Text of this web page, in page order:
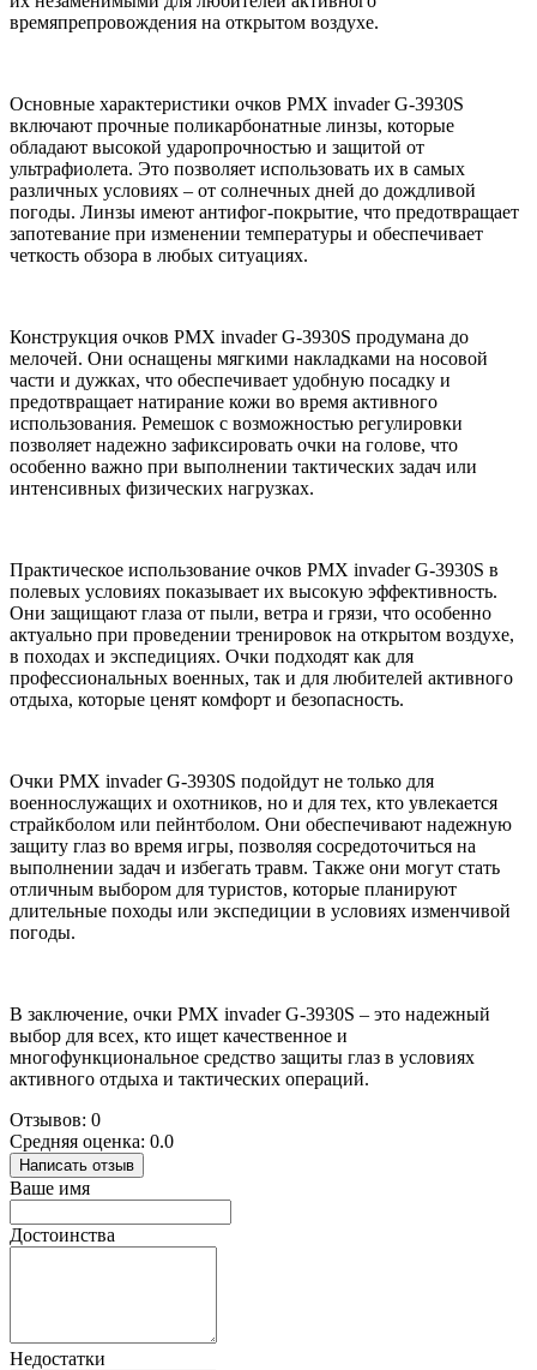
времяпрепровождения на открытом воздухе.
Основные характеристики очков PMX invader G-3930S
включают прочные поликарбонатные линзы, которые
обладают высокой ударопрочностью и защитой от
ультрафиолета. Это позволяет использовать их в самых
различных условиях – от солнечных дней до дождливой
погоды. Линзы имеют антифог-покрытие, что предотвращает
запотевание при изменении температуры и обеспечивает
четкость обзора в любых ситуациях.
Конструкция очков PMX invader G-3930S продумана до
мелочей. Они оснащены мягкими накладками на носовой
части и дужках, что обеспечивает удобную посадку и
предотвращает натирание кожи во время активного
использования. Ремешок с возможностью регулировки
позволяет надежно зафиксировать очки на голове, что
особенно важно при выполнении тактических задач или
интенсивных физических нагрузках.
Практическое использование очков PMX invader G-3930S в
полевых условиях показывает их высокую эффективность.
Они защищают глаза от пыли, ветра и грязи, что особенно
актуально при проведении тренировок на открытом воздухе,
в походах и экспедициях. Очки подходят как для
профессиональных военных, так и для любителей активного
отдыха, которые ценят комфорт и безопасность.
Очки PMX invader G-3930S подойдут не только для
военнослужащих и охотников, но и для тех, кто увлекается
страйкболом или пейнтболом. Они обеспечивают надежную
защиту глаз во время игры, позволяя сосредоточиться на
выполнении задач и избегать травм. Также они могут стать
отличным выбором для туристов, которые планируют
длительные походы или экспедиции в условиях изменчивой
погоды.
В заключение, очки PMX invader G-3930S – это надежный
выбор для всех, кто ищет качественное и
многофункциональное средство защиты глаз в условиях
активного отдыха и тактических операций.
Отзывов: 0
Средняя оценка: 0.0
Написать отзыв
Ваше имя
Достоинства
Недостатки